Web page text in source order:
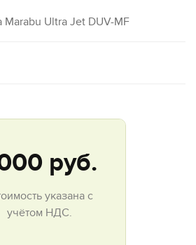
Ultra Jet DUV-MF
руб.
указана с
учётом НДС.